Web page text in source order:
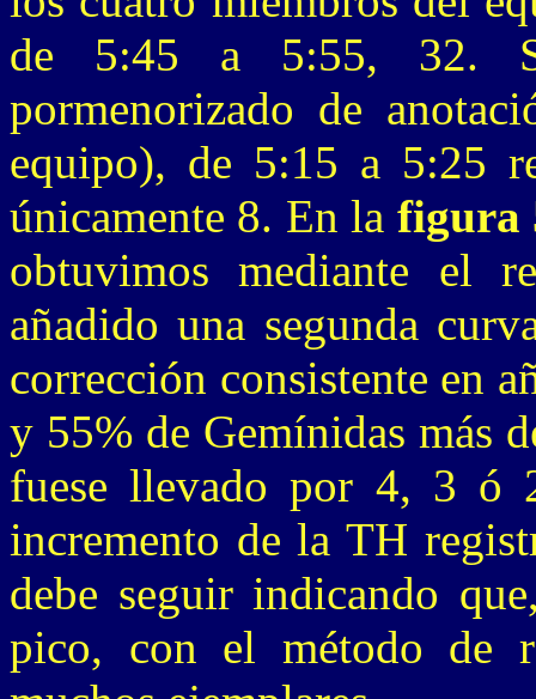
de 5:45 a 5:55, 32.
pormenorizado de
equipo), de 5:15 a 5:25
únicamente 8. En la figura
obtuvimos mediante el
añadido una segunda
corrección consistente en
y 55% de Gemínidas más
fuese llevado por 4, 3 ó
incremento de la TH
debe seguir indicando
pico, con el método de